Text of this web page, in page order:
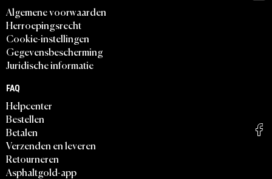
Algemene voorwaarden
Herroepingsrecht
Cookie-instellingen
Gegevensbescherming
Juridische informatie
FAQ
Helpcenter
Bestellen
Betalen
Verzenden en leveren
Retourneren
Asphaltgold-app